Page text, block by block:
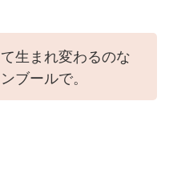
生まれ変わるのな
ブールで。